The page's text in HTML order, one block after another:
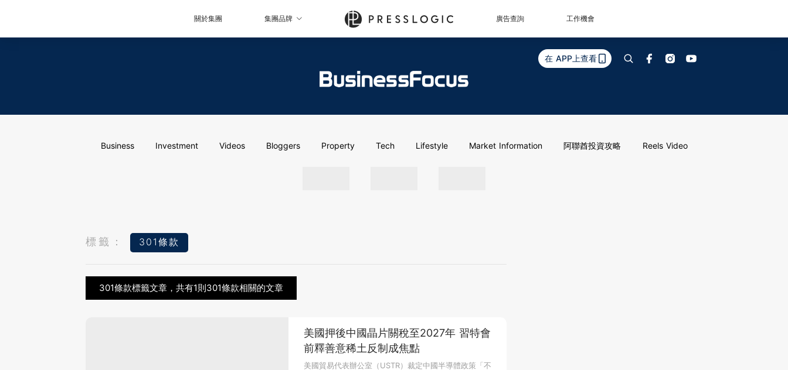
關於集團 集團品牌 廣告查詢 工作機會
在 APP上查看
Business Investment Videos Bloggers Property Tech Lifestyle Market Information 阿聯酋投資攻略 Reels Video
標籤： 301條款
301條款標籤文章，共有1則301條款相關的文章
美國押後中國晶片關稅至2027年 習特會
前釋善意稀土反制成焦點
美國貿易代表辦公室（USTR）裁定中國半導體政策「不